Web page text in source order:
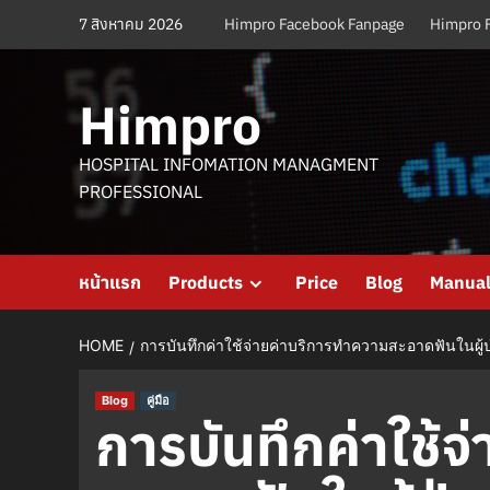
7 สิงหาคม 2026 Himpro Facebook Fanpage Himpro
Himpro
HOSPITAL INFOMATION MANAGMENT
PROFESSIONAL
หน้าแรก Products Price Blog Manual
HOME การบันทึกค่าใช้จ่ายค่าบริการทำความสะอาดฟันในผู้
Blog คู่มือ
การบันทึกค่าใช้